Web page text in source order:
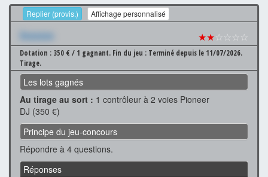
Replier (provis.) Affichage personnalisé
Xxxxxxx ★★☆☆☆☆
Dotation : 350 € / 1 gagnant. Fin du jeu : Terminé depuis le 11/07/2026.
Tirage.
Les lots gagnés
Au tirage au sort : 1 contrôleur à 2 voies Pioneer
DJ (350 €)
Principe du jeu-concours
Répondre à 4 questions.
Réponses